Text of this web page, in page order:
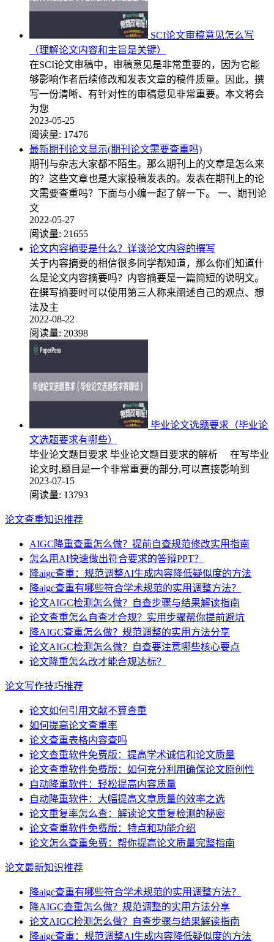
SCI论文审稿意见怎么写
（理解论文内容和主旨是关键）
在SCI论文审稿中，审稿意见是非常重要的，因为它能
够影响作者后续修改和发表文章的稿件质量。因此，撰
写一份清晰、有针对性的审稿意见非常重要。本文将会
为您
2023-05-25
阅读量: 17476
最新期刊论文显示(期刊论文需要查重吗)
期刊与杂志大家都不陌生。那么期刊上的文章是怎么来
的？这些文章也是大家投稿发表的。发表在期刊上的论
文需要查重吗？下面与小编一起了解一下。 一、期刊论
文
2022-05-27
阅读量: 21655
论文内容摘要是什么？详谈论文内容的撰写
关于内容摘要的相信很多同学都知道，那么你们知道什
么是论文内容摘要吗？内容摘要是一篇简短的说明文。
在撰写摘要时可以使用第三人称来阐述自己的观点、想
法及主
2022-08-22
阅读量: 20398
毕业论文选题要求（毕业论
文选题要求有哪些）
毕业论文题目要求 毕业论文题目要求的解析 在写毕业
论文时,题目是一个非常重要的部分,可以直接影响到
2023-07-15
阅读量: 13793
论文查重知识推荐
AIGC降重查重怎么做？提前自查规范修改实用指南
怎么用AI快速做出符合要求的答辩PPT？
降aigc查重：规范调整AI生成内容降低疑似度的方法
降aigc查重有哪些符合学术规范的实用调整方法？
论文AIGC检测怎么做？自查步骤与结果解读指南
论文查重怎么自查才合规？实用步骤帮你提前避坑
降AIGC查重怎么做？规范调整的实用方法分享
论文AIGC检测怎么做？自查要注意哪些核心要点
论文降重怎么改才能合规达标？
论文写作技巧推荐
论文如何引用文献不算查重
如何提高论文查重率
论文查重表格内容查吗
论文查重软件免费版：提高学术诚信和论文质量
论文查重软件免费版：如何充分利用确保论文原创性
自动降重软件：轻松提高内容质量
自动降重软件：大幅提高文章质量的效率之选
论文重复率怎么查：解读论文重复检测的秘密
论文查重软件免费版：特点和功能介绍
论文怎么查重免费：帮你提高论文质量完整指南
论文最新知识推荐
降aigc查重有哪些符合学术规范的实用调整方法？
降AIGC查重怎么做？规范调整的实用方法分享
论文AIGC检测怎么做？自查步骤与结果解读指南
降aigc查重：规范调整AI生成内容降低疑似度的方法